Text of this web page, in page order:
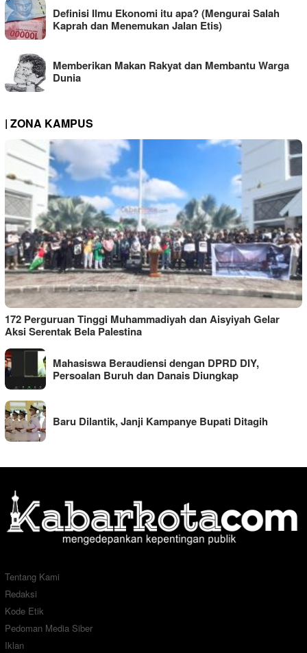
Definisi Ilmu Ekonomi itu apa? (Mengurai Salah
Kaprah dan Menemukan Jalan Etis)
Memberikan Makan Rakyat dan Membantu Warga
Dunia
| ZONA KAMPUS
172 Perguruan Tinggi Muhammadiyah dan Aisyiyah Gelar
Aksi Serentak Bela Palestina
Mahasiswa Beraudiensi dengan DPRD DIY,
Persoalan Buruh dan Danais Diungkap
Baru Dilantik, Janji Kampanye Bupati Ditagih
Tentang Kami
Redaksi
Kode Etik
Pedoman Media Siber
Iklan